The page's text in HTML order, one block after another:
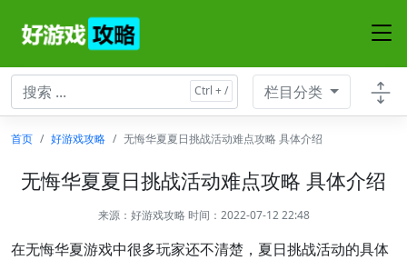
栏目分类
首页 好游戏攻略 无悔华夏夏日挑战活动难点攻略 具体介绍
无悔华夏夏日挑战活动难点攻略 具体介绍
来源： 好游戏攻略时间：2022-07-12 22:48
在无悔华夏游戏中很多玩家还不清楚，夏日挑战活动的具体